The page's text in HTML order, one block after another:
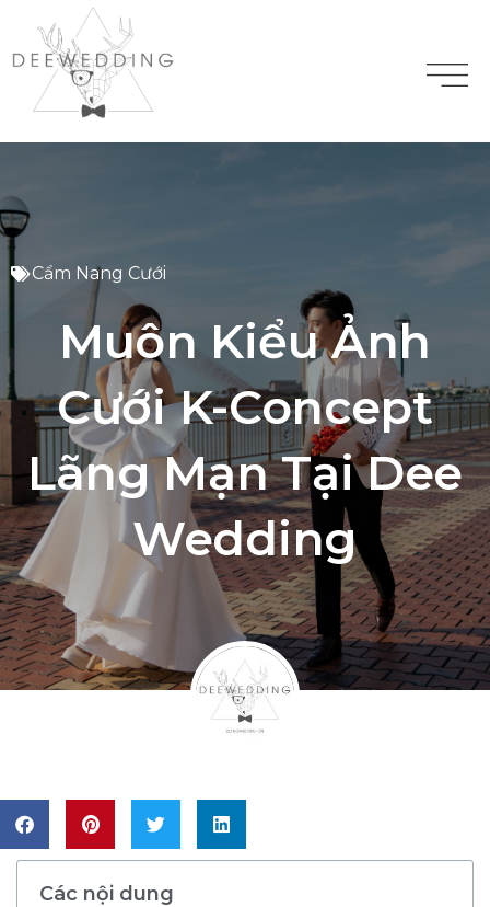
Cẩm Nang Cưới
Muôn Kiểu Ảnh
Cưới K-Concept
Lãng Mạn Tại Dee
Wedding
Các nội dung